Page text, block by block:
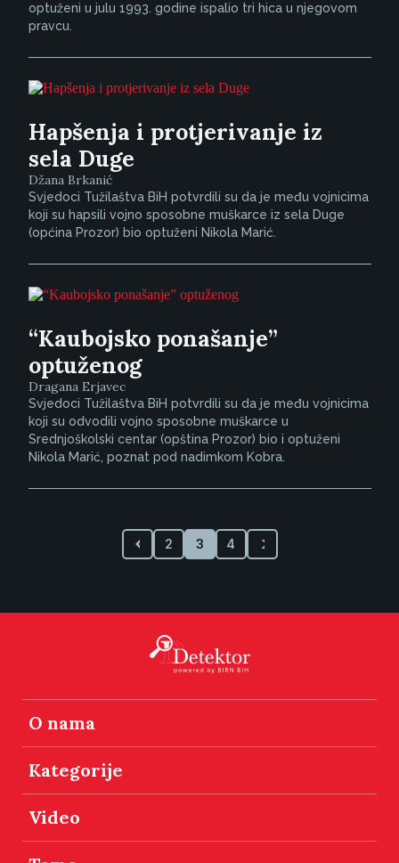
optuženi u julu 1993. godine ispalio tri hica u njegovom
pravcu.
Hapšenja i protjerivanje iz
sela Duge
Džana Brkanić
Svjedoci Tužilaštva BiH potvrdili su da je među vojnicima
koji su hapsili vojno sposobne muškarce iz sela Duge
(općina Prozor) bio optuženi Nikola Marić.
“Kaubojsko ponašanje”
optuženog
Dragana Erjavec
Svjedoci Tužilaštva BiH potvrdili su da je među vojnicima
koji su odvodili vojno sposobne muškarce u
Srednjoškolski centar (opština Prozor) bio i optuženi
Nikola Marić, poznat pod nadimkom Kobra.
2 3 4
O nama
Kategorije
Video